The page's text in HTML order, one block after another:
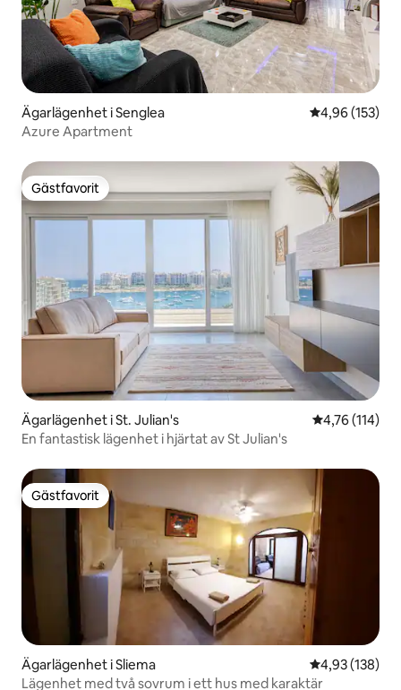
Ägarlägenhet i Senglea 4,96 av 5 i
4,96 (153)
Azure Apartment
Gästfavorit
Gästfavorit
Ägarlägenhet i St. Julian's 4,76 av 5 i
4,76 (114)
En fantastisk lägenhet i hjärtat av St Julian's
Gästfavorit
Gästfavorit
Ägarlägenhet i Sliema 4,93 av 5 i
4,93 (138)
Lägenhet med två sovrum i ett hus med karaktär